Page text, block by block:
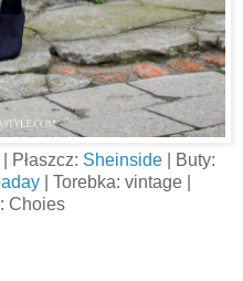
| Płaszcz: Sheinside| Buty:
| Torebka: vintage |
Choies